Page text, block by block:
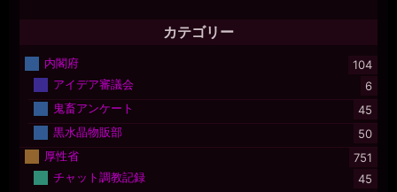
カテゴリー
内閣府
104
アイデア審議会
6
鬼畜アンケート
45
黒水晶物販部
50
厚性省
751
チャット調教記録
45